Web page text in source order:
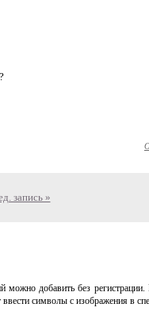
запись »
можно добавить без
символы с изображения в